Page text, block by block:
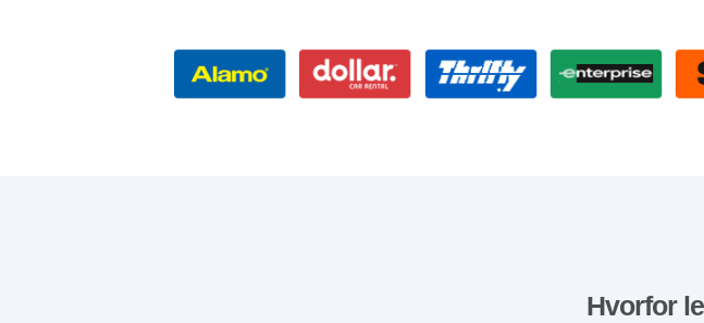
Hvorfor